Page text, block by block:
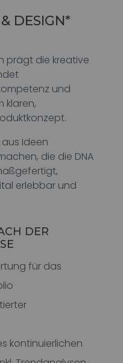
DESIGN*
prägt die kreative
und
klaren,
aus Ideen
die die DNA
erlebbar und
DER
für das
kontinuierlichen